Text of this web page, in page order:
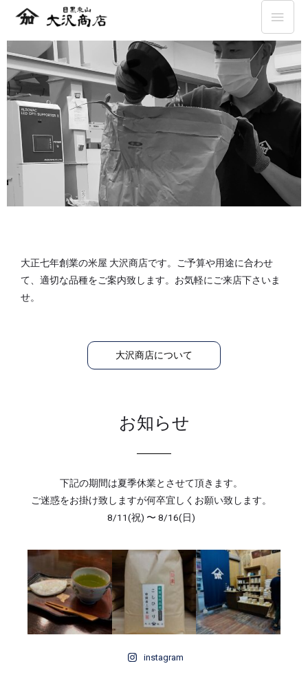
大正七年創業の米屋 大沢商店です。ご予算や用途に合わせ
て、適切な品種をご案内致します。お気軽にご来店下さいま
せ。
大沢商店について
お知らせ
下記の期間は夏季休業とさせて頂きます。
ご迷惑をお掛け致しますが何卒宜しくお願い致します。
8/11(祝) 〜 8/16(日)
instagram